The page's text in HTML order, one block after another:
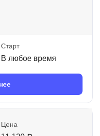
Старт
В любое время
Цена